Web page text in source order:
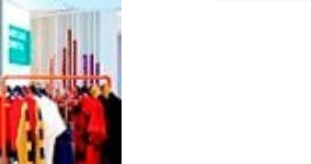
de Privacidad